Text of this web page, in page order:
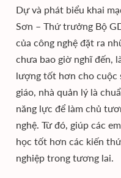
Dự và phát biểu khai
Sơn – Thứ trưởng Bộ
của công nghệ đặt ra
chưa bao giờ nghĩ đến,
lượng tốt hơn cho cuộc
giáo, nhà quản lý là
năng lực để làm chủ
nghệ. Từ đó, giúp các
học tốt hơn các kiến
nghiệp trong tương lai.